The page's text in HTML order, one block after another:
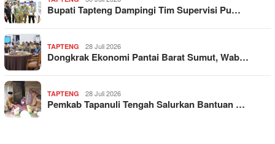
Bupati Tapteng Dampingi Tim Supervisi Pu…
TAPTENG 28 Juli 2026
Dongkrak Ekonomi Pantai Barat Sumut, Wab…
TAPTENG 28 Juli 2026
Pemkab Tapanuli Tengah Salurkan Bantuan …